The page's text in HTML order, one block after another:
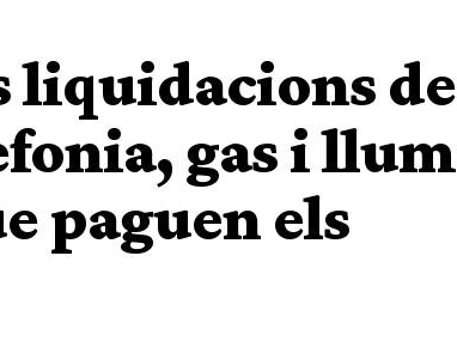
liquidacions de
gas i llum
paguen els